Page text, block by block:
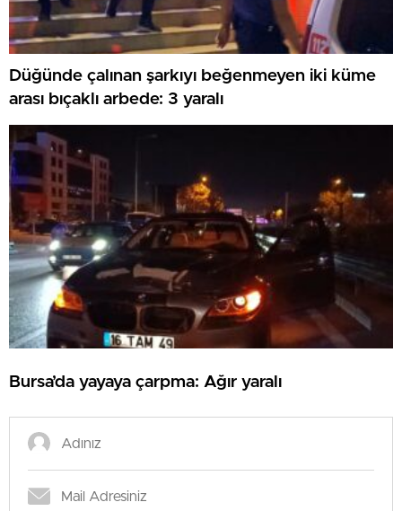
Düğünde çalınan şarkıyı beğenmeyen iki küme
arası bıçaklı arbede: 3 yaralı
Bursa’da yayaya çarpma: Ağır yaralı